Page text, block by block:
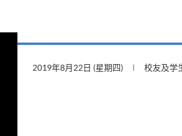
2019年8月22日 (星期四) 校友及学